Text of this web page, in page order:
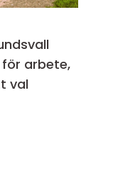
arbete,
val